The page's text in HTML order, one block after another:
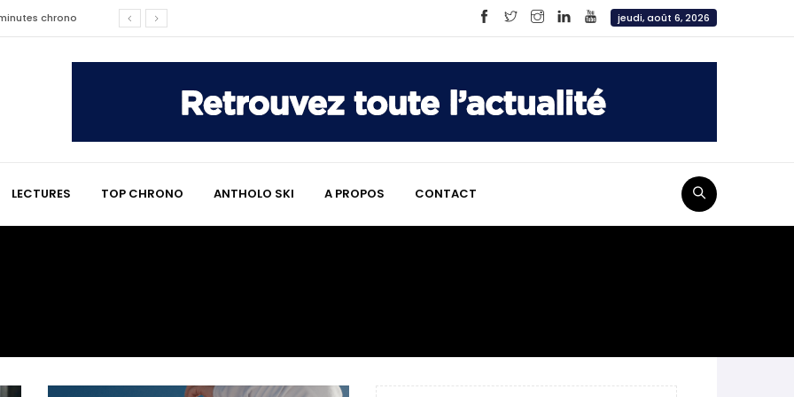
chrono
le témoignage émouvant de
chrono
jeudi, août 6, 2026
LECTURES TOP CHRONO ANTHOLO SKI A PROPOS CONTACT